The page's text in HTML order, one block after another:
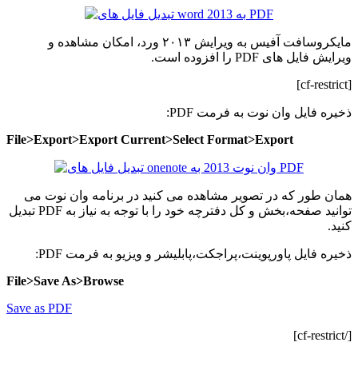
مایکروسافت آفیس به ویرایش ۲۰۱۳ ورد، امکان مشاهده و
ویرایش فایل های PDF را افزوده است.
[cf-restrict]
ذخیره فایل وان نوت به فرمت PDF:
File>Export>Export Current>Select Format>Export
همان طور که در تصویر مشاهده می کنید در برنامه وان نوت می
توانید صفحه،بخش و کل دفترچه خود را با توجه به نیاز به PDF تبدیل
کنید.
ذخیره فایل پاورپوینت،پراجکت،پابلیشر و ویزیو به فرمت PDF:
File>Save As>Browse
Save as PDF
[/cf-restrict]